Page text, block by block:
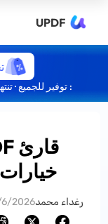
UPDF
: توفير للجميع · تنتهي
خيارات
رغداء محمد2026